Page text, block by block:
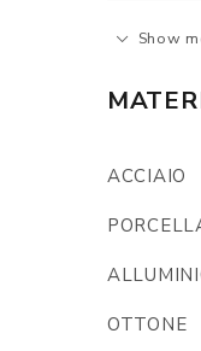
Show
ACCIAIO
OTTONE